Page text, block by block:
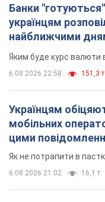
Банки
українцям
найближчими
Яким буде курс валюти
6.08.2026 22:58 151,3 т.
Українцям
мобільних
цими
Як не потрапити в
6.08.2026 21:02 16,1 т.